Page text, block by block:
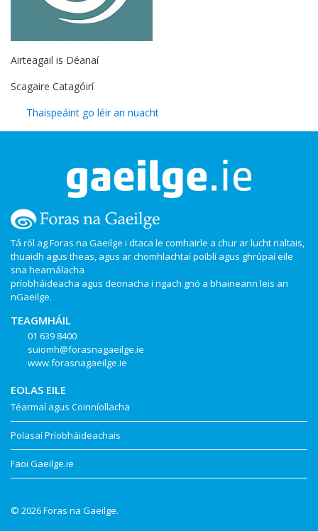
Airteagail is Déanaí
Scagaire Catagóirí
Thaispeáint go léir an nuacht
Tá ról ag Foras na Gaeilge i dtaca le comhairle a chur ar lucht rialtais,
thuaidh agus theas, agus ar chomhlachtaí poiblí agus ghrúpaí eile
sna hearnálacha
príobháideacha agus deonacha i ngach gnó a bhaineann leis an
nGaeilge.
TEAGMHÁIL
01 639 8400
suiomh@forasnagaeilge.ie
www.forasnagaeilge.ie
EOLAS EILE
Téarmaí agus Coinníollacha
Polasaí Príobháideachais
Faoi Gaeilge.ie
© 2026 Foras na Gaeilge.